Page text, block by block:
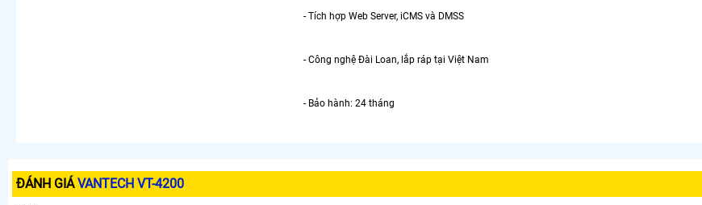
- Tích hợp Web Server, iCMS và DMSS
- Công nghệ Đài Loan, lắp ráp tại Việt Nam
- Bảo hành: 24 tháng
ĐÁNH GIÁVANTECH VT-4200